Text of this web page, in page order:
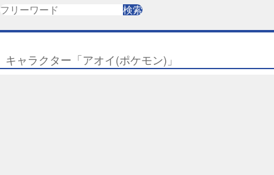
検
索
検索
キャラクター「アオイ(ポケモン)」